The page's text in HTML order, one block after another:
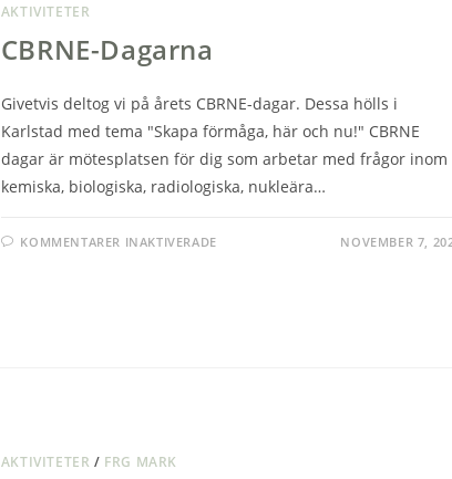
AKTIVITETER
CBRNE-Dagarna
Givetvis deltog vi på årets CBRNE-dagar. Dessa hölls i
Karlstad med tema "Skapa förmåga, här och nu!" CBRNE
dagar är mötesplatsen för dig som arbetar med frågor inom
kemiska, biologiska, radiologiska, nukleära…
KOMMENTARER INAKTIVERADEFÖR NOVEMBER 7,
AKTIVITETER / FRG MARK